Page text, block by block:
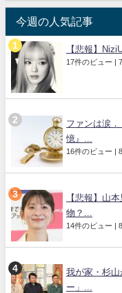
今週の人気記事
【悲報】
17件のビュー
ファンは涙
憶』...
16件のビュー
【悲報】山
物？...
14件のビュー
我が家・杉
ー」...